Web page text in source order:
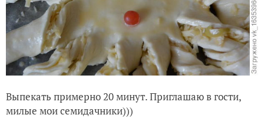
Выпекать примерно 20 минут. Приглашаю в гости,
милые мои семидачники)))